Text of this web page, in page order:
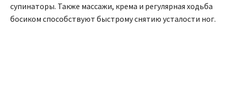
супинаторы. Также массажи, крема и регулярная ходьба
босиком способствуют быстрому снятию усталости ног.